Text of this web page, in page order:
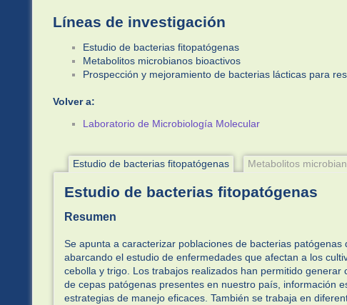
Líneas de investigación
Estudio de bacterias fitopatógenas
Metabolitos microbianos bioactivos
Prospección y mejoramiento de bacterias lácticas para
Volver a:
Laboratorio de Microbiología Molecular
Estudio de bacterias fitopatógenas Metabolitos
Estudio de bacterias fitopatógenas
Resumen
Se apunta a caracterizar poblaciones de bacterias patógenas
abarcando el estudio de enfermedades que afectan a los
cebolla y trigo. Los trabajos realizados han permitido generar
de cepas patógenas presentes en nuestro país, información
estrategias de manejo eficaces. También se trabaja en